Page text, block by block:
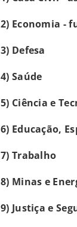
2) Economia -
3) Defesa
4) Saúde
5) Ciência e
6) Educação,
7) Trabalho
8) Minas e
9) Justiça e